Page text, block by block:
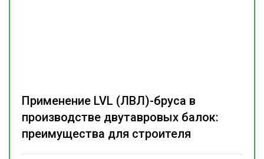
Применение LVL (ЛВЛ)-бруса в
производстве двутавровых балок:
преимущества для строителя